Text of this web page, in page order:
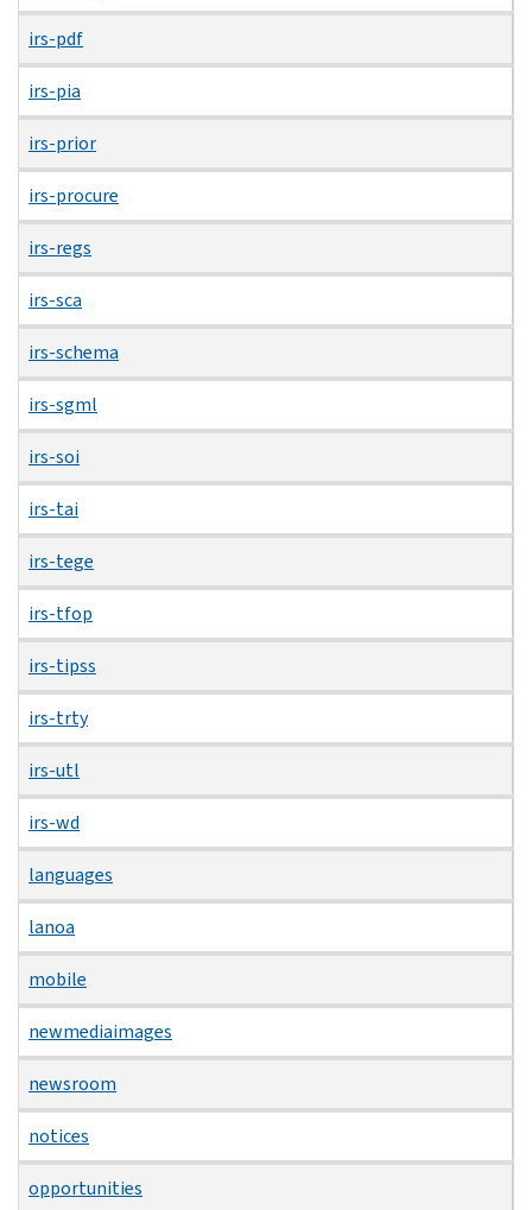
irs-pdf
irs-pia
irs-prior
irs-procure
irs-regs
irs-sca
irs-schema
irs-sgml
irs-soi
irs-tai
irs-tege
irs-tfop
irs-tipss
irs-trty
irs-utl
irs-wd
languages
lanoa
mobile
newmediaimages
newsroom
notices
opportunities